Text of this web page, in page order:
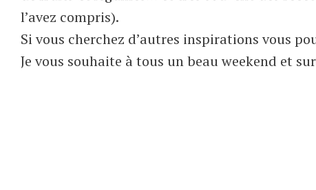
l’avez compris).
Si vous cherchez d’autres inspirations vous
Je vous souhaite à tous un beau weekend et